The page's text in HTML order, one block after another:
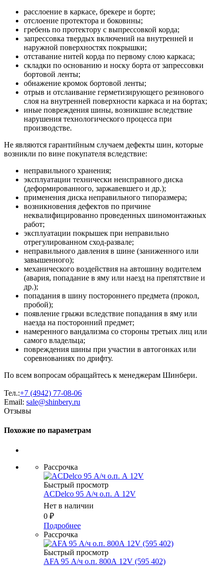
расслоение в каркасе, брекере и борте;
отслоение протектора и боковины;
гребень по протектору с выпрессовкой корда;
запрессовка твердых включений на внутренней и
наружной поверхностях покрышки;
отставание нитей корда по первому слою каркаса;
складки по основанию и носку борта от запрессовки
бортовой ленты;
обнажение кромок бортовой ленты;
отрыв и отслаивание герметизирующего резинового
слоя на внутренней поверхности каркаса и на бортах;
иные повреждения шины, возникшие вследствие
нарушения технологического процесса при
производстве.
Не являются гарантийным случаем дефекты шин, которые
возникли по вине покупателя вследствие:
неправильного хранения;
эксплуатации технически неисправного диска
(деформированного, заржавевшего и др.);
применения диска неправильного типоразмера;
возникновения дефектов по причине
неквалифицированно проведенных шиномонтажных
работ;
эксплуатации покрышек при неправильно
отрегулированном сход-развале;
неправильного давления в шине (заниженного или
завышенного);
механического воздействия на автошину водителем
(авария, попадание в яму или наезд на препятствие и
др.);
попадания в шину постороннего предмета (прокол,
пробой);
появление грыжи вследствие попадания в яму или
наезда на посторонний предмет;
намеренного вандализма со стороны третьих лиц или
самого владельца;
повреждения шины при участии в автогонках или
соревнованиях по дрифту.
По всем вопросам обращайтесь к менеджерам Шинбери.
Тел.:+7 (4942) 77-08-06
Email: sale@shinbery.ru
Отзывы
Похожие по параметрам
Рассрочка
Быстрый просмотр
ACDelco 95 А/ч о.п. А 12V
Нет в наличии
0 ₽
Подробнее
Рассрочка
Быстрый просмотр
AFA 95 А/ч о.п. 800А 12V (595 402)